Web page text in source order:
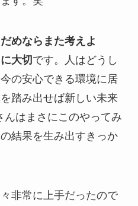
めならまた考えよ
大切です。人はどうし
の安心できる環境に居
踏み出せば新しい未来
んはまさにこのやってみ
結果を生み出すきっか
非常に上手だったので